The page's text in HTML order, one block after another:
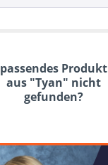
passendes Produkt
aus "Tyan" nicht
gefunden?